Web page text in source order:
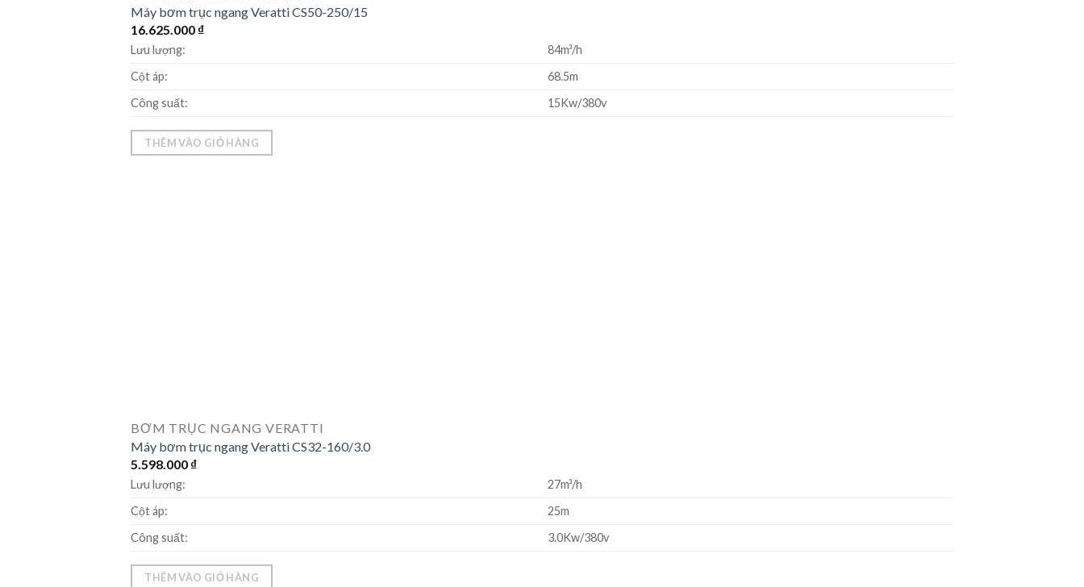
Máy bơm trục ngang Veratti CS50-250/15
16.625.000 ₫
Lưu lượng:
84m³/h
Cột áp:
68.5m
Công suất:
15Kw/380v
THÊM VÀO GIỎ HÀNG
BƠM TRỤC NGANG VERATTI
Máy bơm trục ngang Veratti CS32-160/3.0
5.598.000 ₫
Lưu lượng:
27m³/h
Cột áp:
25m
Công suất:
3.0Kw/380v
THÊM VÀO GIỎ HÀNG